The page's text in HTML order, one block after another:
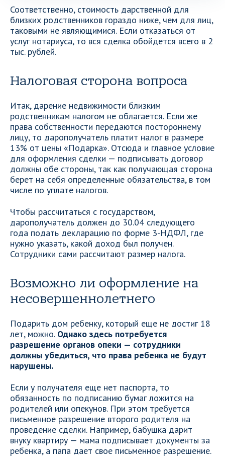
Соответственно, стоимость дарственной для
близких родственников гораздо ниже, чем для лиц,
таковыми не являющимися. Если отказаться от
услуг нотариуса, то вся сделка обойдется всего в 2
тыс. рублей.
Налоговая сторона вопроса
Итак, дарение недвижимости близким
родственникам налогом не облагается. Если же
права собственности передаются постороннему
лицу, то дарополучатель платит налог в размере
13% от цены «Подарка». Отсюда и главное условие
для оформления сделки — подписывать договор
должны обе стороны, так как получающая сторона
берет на себя определенные обязательства, в том
числе по уплате налогов.
Чтобы рассчитаться с государством,
дарополучатель должен до 30.04 следующего
года подать декларацию по форме 3-НДФЛ, где
нужно указать, какой доход был получен.
Сотрудники сами рассчитают размер налога.
Возможно ли оформление на
несовершеннолетнего
Подарить дом ребенку, который еще не достиг 18
лет, можно. Однако здесь потребуется
разрешение органов опеки — сотрудники
должны убедиться, что права ребенка не будут
нарушены.
Если у получателя еще нет паспорта, то
обязанность по подписанию бумаг ложится на
родителей или опекунов. При этом требуется
письменное разрешение второго родителя на
проведение сделки. Например, бабушка дарит
внуку квартиру — мама подписывает документы за
ребенка, а папа дает свое письменное разрешение.